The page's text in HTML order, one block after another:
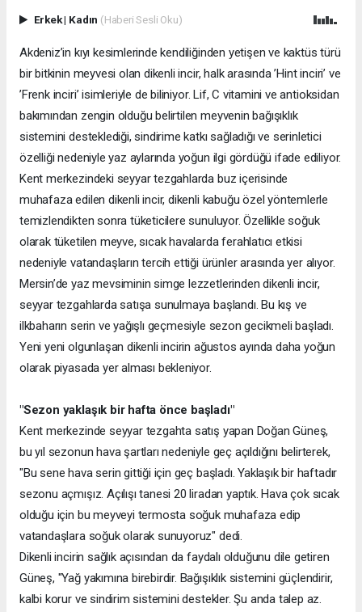
Erkek| Kadın (Haberi Sesli Oku)
Akdeniz’in kıyı kesimlerinde kendiliğinden yetişen ve kaktüs türü
bir bitkinin meyvesi olan dikenli incir, halk arasında ’Hint inciri’ ve
’Frenk inciri’ isimleriyle de biliniyor. Lif, C vitamini ve antioksidan
bakımından zengin olduğu belirtilen meyvenin bağışıklık
sistemini desteklediği, sindirime katkı sağladığı ve serinletici
özelliği nedeniyle yaz aylarında yoğun ilgi gördüğü ifade ediliyor.
Kent merkezindeki seyyar tezgahlarda buz içerisinde
muhafaza edilen dikenli incir, dikenli kabuğu özel yöntemlerle
temizlendikten sonra tüketicilere sunuluyor. Özellikle soğuk
olarak tüketilen meyve, sıcak havalarda ferahlatıcı etkisi
nedeniyle vatandaşların tercih ettiği ürünler arasında yer alıyor.
Mersin’de yaz mevsiminin simge lezzetlerinden dikenli incir,
seyyar tezgahlarda satışa sunulmaya başlandı. Bu kış ve
ilkbaharın serin ve yağışlı geçmesiyle sezon gecikmeli başladı.
Yeni yeni olgunlaşan dikenli incirin ağustos ayında daha yoğun
olarak piyasada yer alması bekleniyor.
"Sezon yaklaşık bir hafta önce başladı"
Kent merkezinde seyyar tezgahta satış yapan Doğan Güneş,
bu yıl sezonun hava şartları nedeniyle geç açıldığını belirterek,
"Bu sene hava serin gittiği için geç başladı. Yaklaşık bir haftadır
sezonu açmışız. Açılışı tanesi 20 liradan yaptık. Hava çok sıcak
olduğu için bu meyveyi termosta soğuk muhafaza edip
vatandaşlara soğuk olarak sunuyoruz" dedi.
Dikenli incirin sağlık açısından da faydalı olduğunu dile getiren
Güneş, "Yağ yakımına birebirdir. Bağışıklık sistemini güçlendirir,
kalbi korur ve sindirim sistemini destekler. Şu anda talep az.